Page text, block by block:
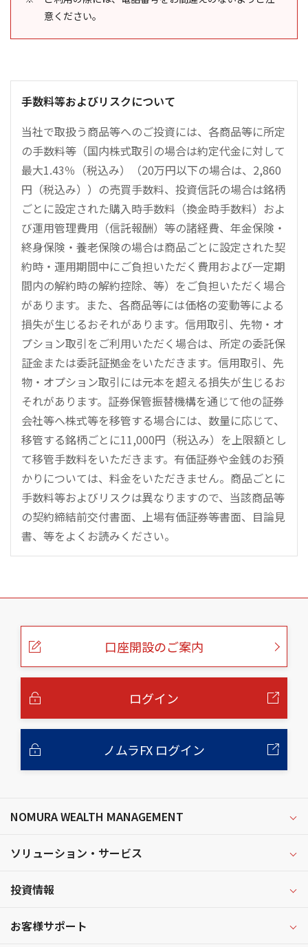
意ください。
手数料等およびリスクについて
当社で取扱う商品等へのご投資には、各商品等に所定
の手数料等（国内株式取引の場合は約定代金に対して
最大1.43％（税込み）（20万円以下の場合は、2,860
円（税込み））の売買手数料、投資信託の場合は銘柄
ごとに設定された購入時手数料（換金時手数料）およ
び運用管理費用（信託報酬）等の諸経費、年金保険・
終身保険・養老保険の場合は商品ごとに設定された契
約時・運用期間中にご負担いただく費用および一定期
間内の解約時の解約控除、等）をご負担いただく場合
があります。また、各商品等には価格の変動等による
損失が生じるおそれがあります。信用取引、先物・オ
プション取引をご利用いただく場合は、所定の委託保
証金または委託証拠金をいただきます。信用取引、先
物・オプション取引には元本を超える損失が生じるお
それがあります。証券保管振替機構を通じて他の証券
会社等へ株式等を移管する場合には、数量に応じて、
移管する銘柄ごとに11,000円（税込み）を上限額とし
て移管手数料をいただきます。有価証券や金銭のお預
かりについては、料金をいただきません。商品ごとに
手数料等およびリスクは異なりますので、当該商品等
の契約締結前交付書面、上場有価証券等書面、目論見
書、等をよくお読みください。
こ
口座開設のご案内
ログイン
ノムラFX ログイン
NOMURA WEALTH MANAGEMENT
ソリューション・サービス
投資情報
お客様サポート